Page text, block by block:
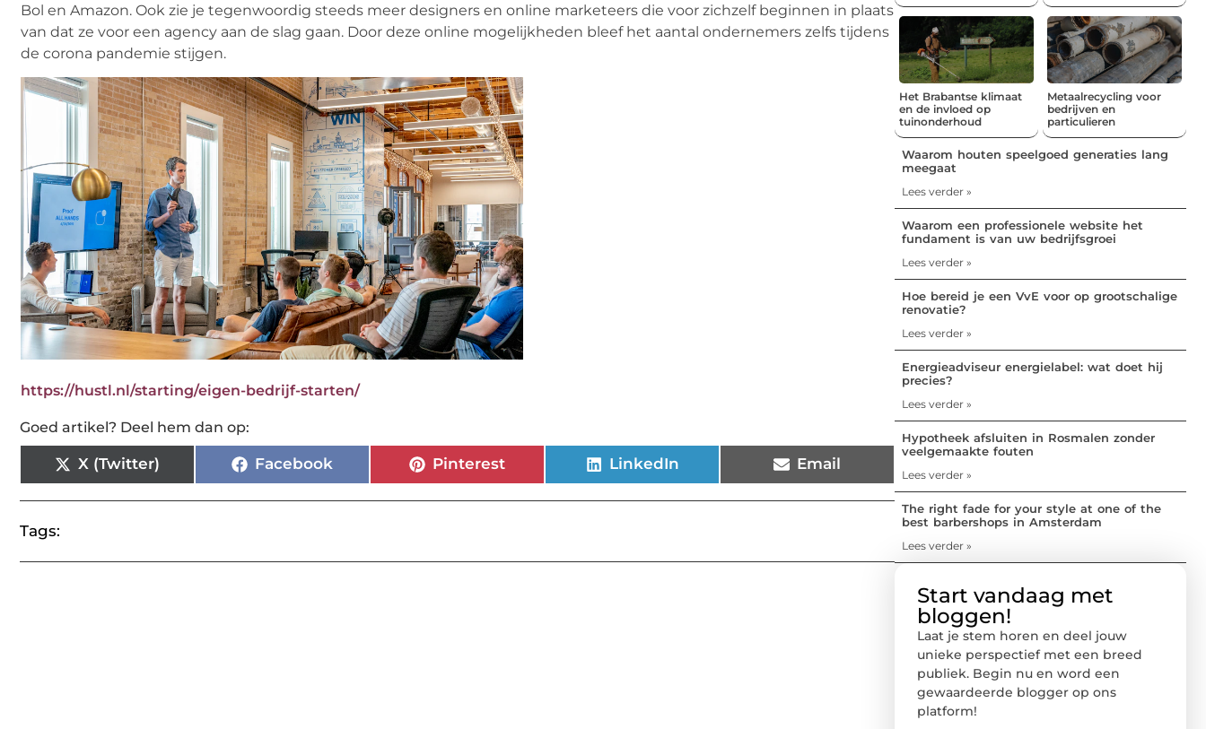
Bol en Amazon. Ook zie je tegenwoordig steeds meer designers en online marketeers die voor zichzelf beginnen in plaats
van dat ze voor een agency aan de slag gaan. Door deze online mogelijkheden bleef het aantal ondernemers zelfs tijdens
de corona pandemie stijgen.
https://hustl.nl/starting/eigen-bedrijf-starten/
Goed artikel? Deel hem dan op:
X (Twitter) Facebook Pinterest LinkedIn Email
Tags:
Het Brabantse klimaat
en de invloed op
tuinonderhoud
Metaalrecycling voor
bedrijven en
particulieren
Waarom houten speelgoed generaties lang
meegaat
Lees verder »
Waarom een professionele website het
fundament is van uw bedrijfsgroei
Lees verder »
Hoe bereid je een VvE voor op grootschalige
renovatie?
Lees verder »
Energieadviseur energielabel: wat doet hij
precies?
Lees verder »
Hypotheek afsluiten in Rosmalen zonder
veelgemaakte fouten
Lees verder »
The right fade for your style at one of the
best barbershops in Amsterdam
Lees verder »
Start vandaag met
bloggen!
Laat je stem horen en deel jouw
unieke perspectief met een breed
publiek. Begin nu en word een
gewaardeerde blogger op ons
platform!